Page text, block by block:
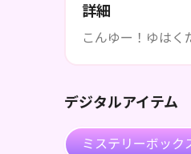
詳細
こんゆー！ゆは
デジタルアイテム
ミステリーボック